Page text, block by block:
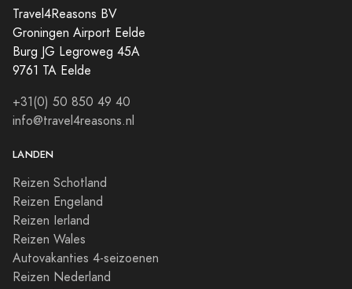
Travel4Reasons BV
Groningen Airport Eelde
Burg JG Legroweg 45A
9761 TA Eelde
+31(0) 50 850 49 40
info@travel4reasons.nl
LANDEN
Reizen Schotland
Reizen Engeland
Reizen Ierland
Reizen Wales
Autovakanties 4-seizoenen
Reizen Nederland